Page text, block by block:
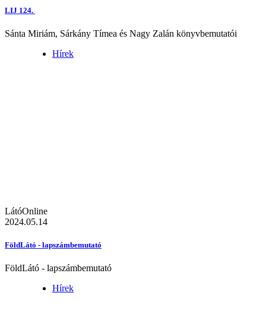
LIJ 124.
Sánta Miriám, Sárkány Tímea és Nagy Zalán könyvbemutatói
Hírek
LátóOnline
2024.05.14
FöldLátó - lapszámbemutató
FöldLátó - lapszámbemutató
Hírek